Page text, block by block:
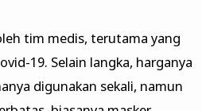
tim medis, terutama yang
19. Selain langka, harganya
digunakan sekali, namun